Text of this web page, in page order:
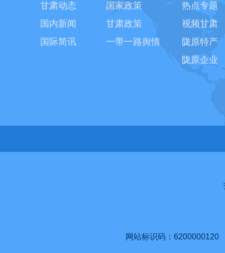
甘肃动态
国内新闻
国际简讯
国家政策
甘肃政策
一带一路舆情
热点专题
视频甘肃
陇原特产
陇原企业
网站标识码：6200000120